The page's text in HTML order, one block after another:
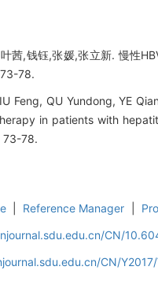
茜,钱钰,张媛,张立新. 慢性
73-78.
Feng, QU Yundong, YE
in patients with
73-78.
Reference Manager
CN/
CN/